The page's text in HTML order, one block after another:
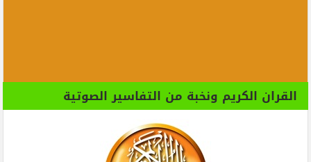
القران الكريم ونخبة من التفاسير الصوتية